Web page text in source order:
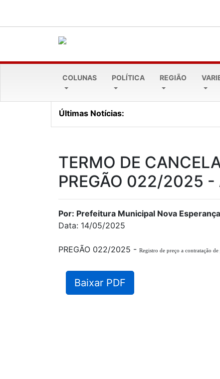
COLUNAS POLÍTICA REGIÃO
Últimas Notícias:
TERMO DE
PREGÃO 022/2025 -
Por: Prefeitura Municipal Nova Esperança
Data: 14/05/2025
PREGÃO 022/2025 - Registro de preço a contratação
Baixar PDF